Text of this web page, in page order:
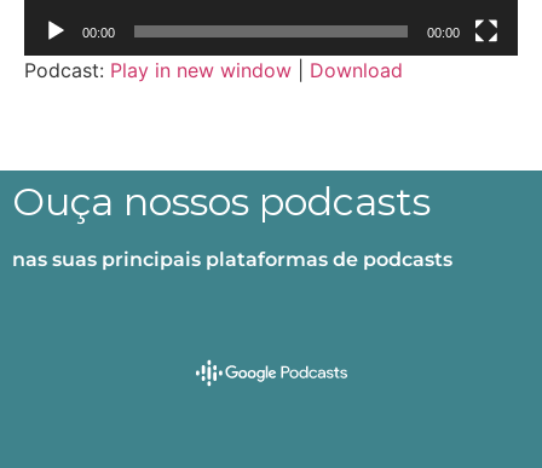
00:00 00:00
Podcast: Play in new window Download
Ouça nossos podcasts
nas suas principais plataformas de podcasts